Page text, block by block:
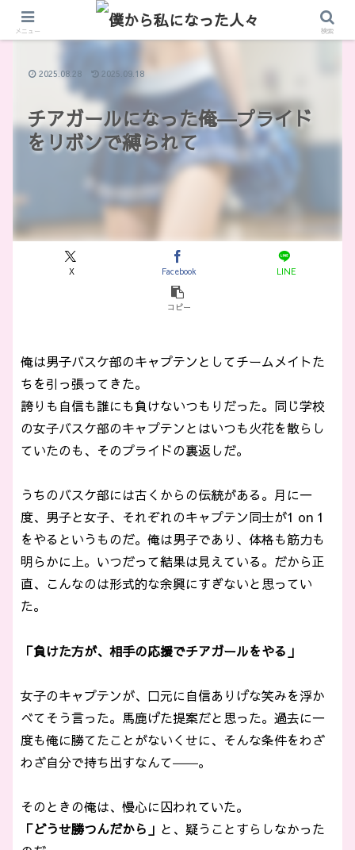
チアガールになった俺―プライド
をリボンで縛られて
X Facebook LINE
コピー
2025.08.28 2025.09.18
俺は男子バスケ部のキャプテンとしてチームメイトた
ちを引っ張ってきた。
誇りも自信も誰にも負けないつもりだった。同じ学校
の女子バスケ部のキャプテンとはいつも火花を散らし
ていたのも、そのプライドの裏返しだ。
うちのバスケ部には古くからの伝統がある。月に一
度、男子と女子、それぞれのキャプテン同士が1 on 1
をやるというものだ。俺は男子であり、体格も筋力も
明らかに上。いつだって結果は見えている。だから正
直、こんなのは形式的な余興にすぎないと思ってい
た。
「負けた方が、相手の応援でチアガールをやる」
女子のキャプテンが、口元に自信ありげな笑みを浮か
べてそう言った。馬鹿げた提案だと思った。過去に一
度も俺に勝てたことがないくせに、そんな条件をわざ
わざ自分で持ち出すなんて――。
そのときの俺は、慢心に囚われていた。
「どうせ勝つんだから」 と、疑うことすらしなかった
メニュー 検索